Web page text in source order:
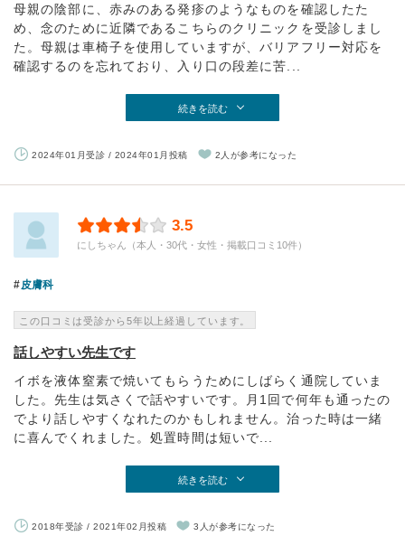
母親の陰部に、赤みのある発疹のようなものを確認したた
め、念のために近隣であるこちらのクリニックを受診しまし
た。母親は車椅子を使用していますが、バリアフリー対応を
確認するのを忘れており、入り口の段差に苦...
続きを読む
2024年01月受診 / 2024年01月投稿 2人が参考になった
3.5
にしちゃん（本人・30代・女性・掲載口コミ10件）
皮膚科
この口コミは受診から5年以上経過しています。
話しやすい先生です
イボを液体窒素で焼いてもらうためにしばらく通院していま
した。先生は気さくで話やすいです。月1回で何年も通ったの
でより話しやすくなれたのかもしれません。治った時は一緒
に喜んでくれました。処置時間は短いで...
続きを読む
2018年受診 / 2021年02月投稿 3人が参考になった